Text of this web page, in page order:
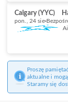
Calgary (YYC)
pon., 24 sie
Proszę
aktualne i
Staramy się